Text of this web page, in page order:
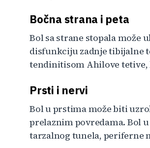
Bočna strana i peta
Bol sa strane stopala
disfunkciju zadnje tibijalne
tendinitisom Ahilove
Prsti i nervi
Bol u prstima može biti
prelaznim povredama. Bol
tarzalnog tunela, periferne